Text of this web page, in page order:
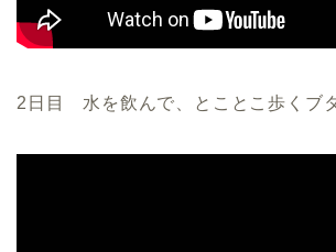
2日目 水を飲んで、とことこ歩くブ